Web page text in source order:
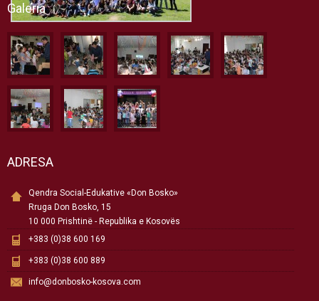
Galeria
ADRESA
Qendra Social-Edukative «Don Bosko»
Rruga Don Bosko, 15
10 000 Prishtinë - Republika e Kosovës
+383 (0)38 600 169
+383 (0)38 600 889
info@donbosko-kosova.com